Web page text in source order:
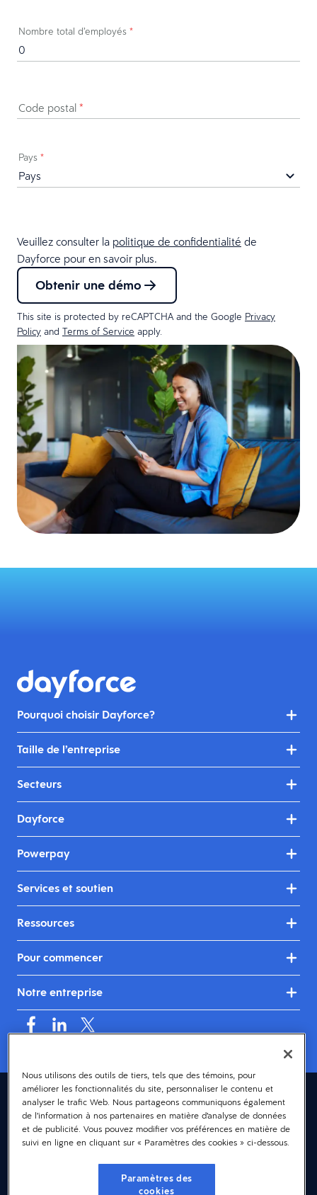
Nombre total d’employés *
Code postal *
Pays *
Veuillez consulter la politique de confidentialité de
Dayforce pour en savoir plus.
Obtenir une démo
This site is protected by reCAPTCHA and the Google Privacy
Policy and Terms of Service apply.
Pourquoi choisir Dayforce?
Taille de l’entreprise
Secteurs
Dayforce
Powerpay
Services et soutien
Ressources
Pour commencer
Notre entreprise
Canada (français)
© 2026 Dayforce
Confidentialité
Modalités et conditions
Accessibilité
Nous utilisons des outils de tiers, tels que des témoins, pour
améliorer les fonctionnalités du site, personnaliser le contenu et
analyser le trafic Web. Nous partageons communiquons également
de l’information à nos partenaires en matière d’analyse de données
et de publicité. Vous pouvez modifier vos préférences en matière de
suivi en ligne en cliquant sur « Paramètres des cookies » ci-dessous.
Paramètres des
cookies